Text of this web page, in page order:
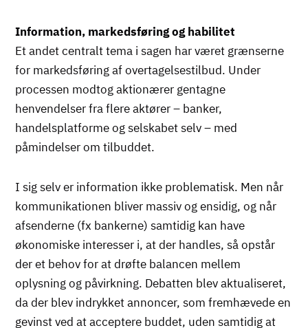
Information, markedsføring og habilitet
Et andet centralt tema i sagen har været grænserne
for markedsføring af overtagelsestilbud. Under
processen modtog aktionærer gentagne
henvendelser fra flere aktører – banker,
handelsplatforme og selskabet selv – med
påmindelser om tilbuddet.
I sig selv er information ikke problematisk. Men når
kommunikationen bliver massiv og ensidig, og når
afsenderne (fx bankerne) samtidig kan have
økonomiske interesser i, at der handles, så opstår
der et behov for at drøfte balancen mellem
oplysning og påvirkning. Debatten blev aktualiseret,
da der blev indrykket annoncer, som fremhævede en
gevinst ved at acceptere buddet, uden samtidig at